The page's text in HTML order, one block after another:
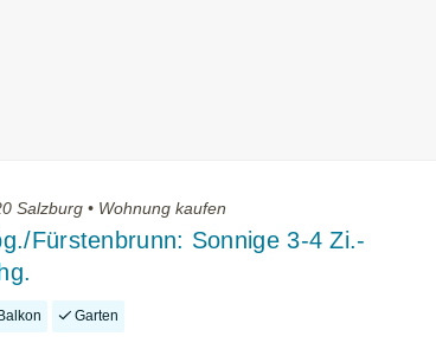
Salzburg • Wohnung kaufen
Fürstenbrunn: Sonnige 3-4 Zi.-
Balkon Garten